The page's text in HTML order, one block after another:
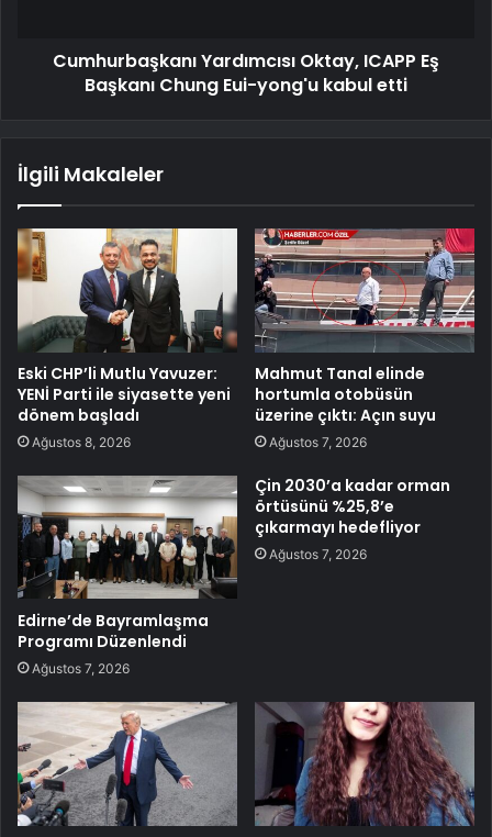
Cumhurbaşkanı Yardımcısı Oktay, ICAPP Eş
Başkanı Chung Eui-yong'u kabul etti
İlgili Makaleler
Eski CHP’li Mutlu Yavuzer:
YENİ Parti ile siyasette yeni
dönem başladı
Ağustos 8, 2026
Mahmut Tanal elinde
hortumla otobüsün
üzerine çıktı: Açın suyu
Ağustos 7, 2026
Edirne’de Bayramlaşma
Programı Düzenlendi
Ağustos 7, 2026
Çin 2030’a kadar orman
örtüsünü %25,8’e
çıkarmayı hedefliyor
Ağustos 7, 2026